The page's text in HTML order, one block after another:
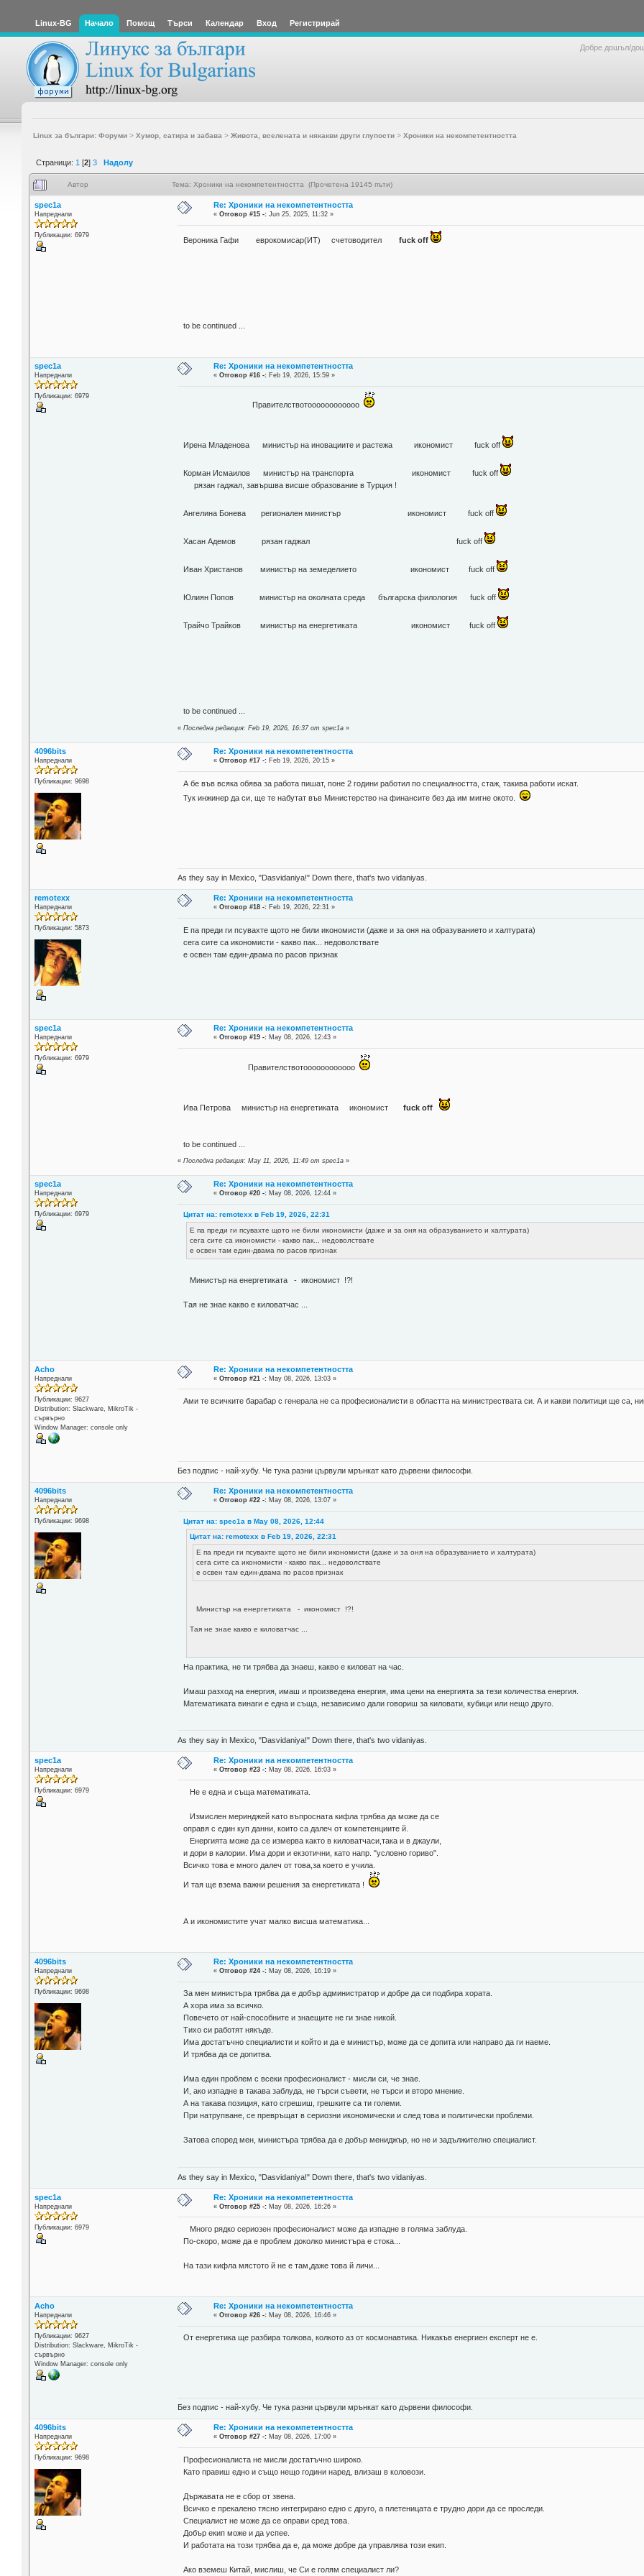
Linux-BG Начало Помощ Търси Календар Вход Регистрирай
Добре дошъл/
Linux за българи: Форуми> Хумор, сатира и забава > Живота, вселената и някакви други глупости> Хроники на некомпетентността
Страници: 1 [2] 3 Надолу
Автор Тема: Хроники на некомпетентността (Прочетена 19145 пъти)
spec1a
Напреднали
Публикации: 6979
Re: Хроники на некомпетентността
«Отговор #15 -: Jun 25, 2025, 11:32 »
Вероника Гафи еврокомисар(ИТ) счетоводителfuck off
to be continued ...
spec1a
Напреднали
Публикации: 6979
Re: Хроники на некомпетентността
«Отговор #16 -: Feb 19, 2026, 15:59 »
Правителствотоооoooooooоо
Ирена Младенова министър на иновациите и растежа икономист fuck off
Корман Исмаилов министър на транспорта икономист fuck off
рязан гаджал, завършва висше образование в Турция !
Ангелина Бонева регионален министър икономист fuck off
Хасан Адемов рязан гаджал fuck off
Иван Христанов министър на земеделието икономист fuck off
Юлиян Попов министър на околната среда българска филология fuck off
Трайчо Трайков министър на енергетиката икономист fuck off
to be continued ...
«Последна редакция: Feb 19, 2026, 16:37 от spec1a »
4096bits
Напреднали
Публикации: 9698
Re: Хроники на некомпетентността
«Отговор #17 -: Feb 19, 2026, 20:15 »
А бе във всяка обява за работа пишат, поне 2 години работил по специалността, стаж, такива работи искат.
Тук инжинер да си, ще те набутат във Министерство на финансите без да им мигне окото.
As they say in Mexico, "Dasvidaniya!" Down there, that's two vidaniyas.
remotexx
Напреднали
Публикации: 5873
Re: Хроники на некомпетентността
«Отговор #18 -: Feb 19, 2026, 22:31 »
Е па преди ги псувахте щото не били икономисти (даже и за оня на образуванието и халтурата)
сега сите са икономисти - какво пак... недоволствате
е освен там един-двама по расов признак
spec1a
Напреднали
Публикации: 6979
Re: Хроники на некомпетентността
«Отговор #19 -: May 08, 2026, 12:43 »
Правителствотоооoooooooоо
Ива Петрова министър на енергетиката икономистfuck off
to be continued ...
«Последна редакция: May 11, 2026, 11:49 от spec1a »
spec1a
Напреднали
Публикации: 6979
Re: Хроники на некомпетентността
«Отговор #20 -: May 08, 2026, 12:44 »
Цитат на: remotexx в Feb 19, 2026, 22:31
Е па преди ги псувахте щото не били икономисти (даже и за оня на образуванието и халтурата)
сега сите са икономисти - какво пак... недоволствате
е освен там един-двама по расов признак
Mинистър на енергетиката - икономист !?!
Тая не знае какво е киловатчас ...
Acho
Напреднали
Публикации: 9627
Distribution: Slackware, MikroTik -
сървърно
Window Manager: console only
Re: Хроники на некомпетентността
«Отговор #21 -: May 08, 2026, 13:03 »
Ами те всичките барабар с генерала не са професионалисти в областта на министрествата си. А и какви политици ще са,
Без подпис - най-хубу. Че тука разни цървули мрънкат като дървени философи.
4096bits
Напреднали
Публикации: 9698
Re: Хроники на некомпетентността
«Отговор #22 -: May 08, 2026, 13:07 »
Цитат на: spec1a в May 08, 2026, 12:44
Цитат на: remotexx в Feb 19, 2026, 22:31
Е па преди ги псувахте щото не били икономисти (даже и за оня на образуванието и халтурата)
сега сите са икономисти - какво пак... недоволствате
е освен там един-двама по расов признак
Mинистър на енергетиката - икономист !?!
Тая не знае какво е киловатчас ...
На практика, не ти трябва да знаеш, какво е киловат на час.
Имаш разход на енергия, имаш и произведена енергия, има цени на енергията за тези количества енергия.
Математиката винаги е една и съща, независимо дали говориш за киловати, кубици или нещо друго.
As they say in Mexico, "Dasvidaniya!" Down there, that's two vidaniyas.
spec1a
Напреднали
Публикации: 6979
Re: Хроники на некомпетентността
«Отговор #23 -: May 08, 2026, 16:03 »
Не е една и съща математиката.
Измислен меринджей като въпросната кифла трябва да може да се
оправя с един куп данни, които са далеч от компетенциите й.
Енергията може да се измерва както в киловатчаси,така и в джаули,
и дори в калории. Има дори и екзотични, като напр. "условно гориво".
Всичко това е много далеч от това,за което е учила.
И тая ще взема важни решения за енергетиката !
А и икономистите учат малко висша математика...
4096bits
Напреднали
Публикации: 9698
Re: Хроники на некомпетентността
«Отговор #24 -: May 08, 2026, 16:19 »
За мен министъра трябва да е добър администратор и добре да си подбира хората.
А хора има за всичко.
Повечето от най-способните и знаещите не ги знае никой.
Тихо си работят някъде.
Има достатъчно специалисти и който и да е министър, може да се допита или направо да ги наеме.
И трябва да се допитва.
Има един проблем с всеки професионалист - мисли си, че знае.
И, ако изпадне в такава заблуда, не търси съвети, не търси и второ мнение.
А на такава позиция, като сгрешиш, грешките са ти големи.
При натрупване, се превръщат в сериозни икономически и след това и политически проблеми.
Затова според мен, министъра трябва да е добър мениджър, но не и задължително специалист.
As they say in Mexico, "Dasvidaniya!" Down there, that's two vidaniyas.
spec1a
Напреднали
Публикации: 6979
Re: Хроники на некомпетентността
«Отговор #25 -: May 08, 2026, 16:26 »
Много рядко сериозен професионалист може да изпадне в голяма заблуда.
По-скоро, може да е проблем доколко министъра е стока...
На тази кифла мястото й не е там,даже това й личи...
Acho
Напреднали
Публикации: 9627
Distribution: Slackware, MikroTik -
сървърно
Window Manager: console only
Re: Хроники на некомпетентността
«Отговор #26 -: May 08, 2026, 16:46 »
От енергетика ще разбира толкова, колкото аз от космонавтика. Никакъв енергиен експерт не е.
Без подпис - най-хубу. Че тука разни цървули мрънкат като дървени философи.
4096bits
Напреднали
Публикации: 9698
Re: Хроники на некомпетентността
«Отговор #27 -: May 08, 2026, 17:00 »
Професионалиста не мисли достатъчно широко.
Като правиш едно и също нещо години наред, влизаш в коловози.
Държавата не е сбор от звена.
Всичко е прекалено тясно интегрирано едно с друго, а плетеницата е трудно дори да се проследи.
Специалист не може да се оправи сред това.
Добър екип може и да успее.
И работата на този трябва да е, да може добре да управлява този екип.
Ако вземеш Китай, мислиш, че Си е голям специалист ли?